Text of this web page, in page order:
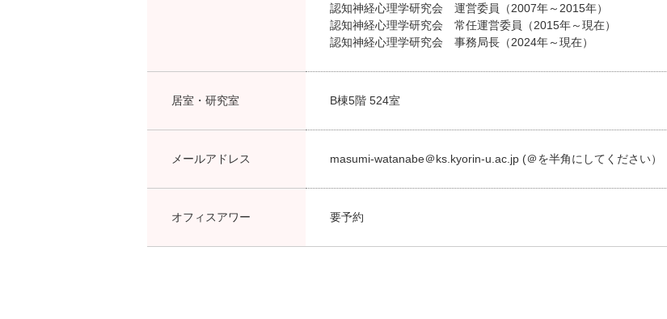
認知神経心理学研究会 運営委員（2007年～2015年）
認知神経心理学研究会 常任運営委員（2015年～現在）
認知神経心理学研究会 事務局長（2024年～現在）
居室・研究室 B棟5階 524室
メールアドレス masumi-watanabe＠ks.kyorin-u.ac.jp (＠を半角にしてください）
オフィスアワー 要予約